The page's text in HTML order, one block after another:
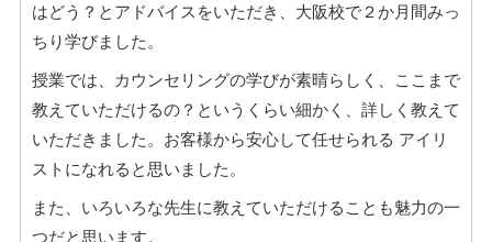
はどう？とアドバイスをいただき、大阪校で２か月間みっ
ちり学びました。
授業では、カウンセリングの学びが素晴らしく、ここまで
教えていただけるの？というくらい細かく、詳しく教えて
いただきました。お客様から安心して任せられる アイリ
ストになれると思いました。
また、いろいろな先生に教えていただけることも魅力の一
つだと思います。